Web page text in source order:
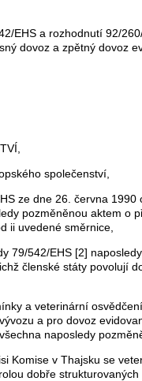
EHS a rozhodnutí 92/
dovoz a zpětný dovoz
společenství,
ze dne 26. června
pozměněnou aktem o
ii uvedené směrnice,
79/542/EHS [2]
členské státy povolují
a veterinární
a pro dovoz
naposledy
Komise v Thajsku se
dobře
náhrady
škody